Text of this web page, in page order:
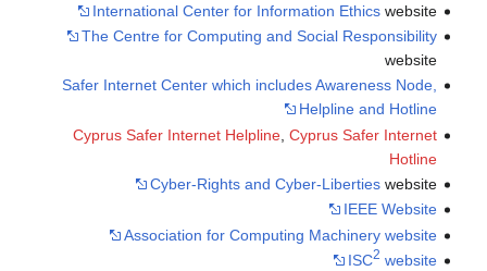
International Center for Information Ethicswebsite
The Centre for Computing and Social Responsibility
website
Safer Internet Center which includes Awareness Node,
Helpline and Hotline
Cyprus Safer Internet Helpline, Cyprus Safer Internet
Hotline
Cyber-Rights and Cyber-Libertieswebsite
IEEE Website
Association for Computing Machinery website
ISC2 website